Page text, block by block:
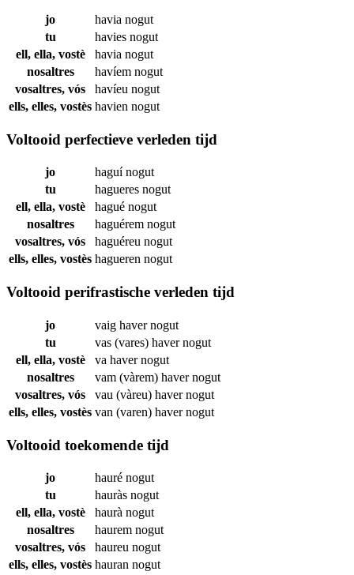
jo havia nogut
tu
havies nogut
ell, ella, vostè
havia nogut
nosaltres
havíem nogut
vosaltres, vós
havíeu nogut
ells, elles, vostès havien nogut
Voltooid perfectieve verleden tijd
jo haguínogut
tu
hagueres nogut
ell, ella, vostè
hagué nogut
nosaltres
haguérem nogut
vosaltres, vós
haguéreu nogut
ells, elles, vostès hagueren nogut
Voltooid perifrastische verleden tijd
jo vaig havernogut
tu
vas (vares) havernogut
ell, ella, vostè
va havernogut
nosaltres
vam (vàrem) havernogut
vosaltres, vós
vau (vàreu) havernogut
ells, elles, vostès van (varen) havernogut
Voltooid toekomende tijd
jo hauré nogut
tu
hauràs nogut
ell, ella, vostè
haurà nogut
nosaltres
haurem nogut
vosaltres, vós
haureu nogut
ells, elles, vostès hauran nogut